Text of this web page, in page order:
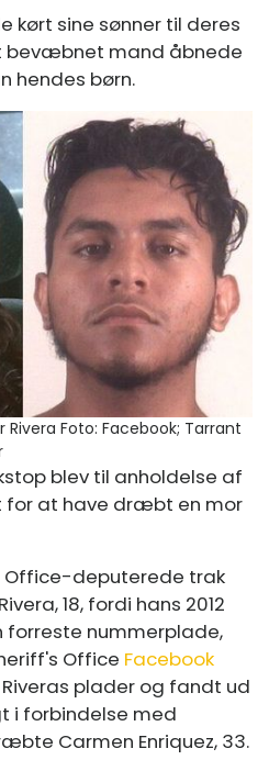
kørt sine sønner til deres
bevæbnet mand åbnede
hendes børn.
Rivera Foto: Facebook; Tarrant
blev til anholdelse af
at have dræbt en mor
Office-deputerede trak
18, fordi hans 2012
forreste nummerplade,
Office Facebook
plader og fandt ud
i forbindelse med
Carmen Enriquez, 33.